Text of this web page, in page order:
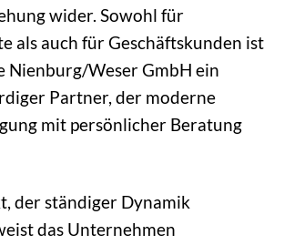
wider. Sowohl für
als auch für Geschäftskunden ist
Nienburg/Weser GmbH ein
Partner, der moderne
mit persönlicher Beratung
der ständiger Dynamik
das Unternehmen